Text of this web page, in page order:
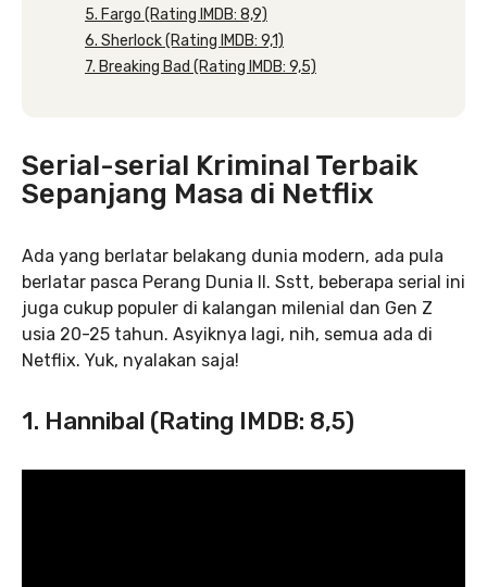
5. Fargo (Rating IMDB: 8,9)
6. Sherlock (Rating IMDB: 9,1)
7. Breaking Bad (Rating IMDB: 9,5)
Serial-serial Kriminal Terbaik
Sepanjang Masa di Netflix
Ada yang berlatar belakang dunia modern, ada pula
berlatar pasca Perang Dunia II. Sstt, beberapa serial ini
juga cukup populer di kalangan milenial dan Gen Z
usia 20-25 tahun. Asyiknya lagi, nih, semua ada di
Netflix. Yuk, nyalakan saja!
1. Hannibal (Rating IMDB: 8,5)